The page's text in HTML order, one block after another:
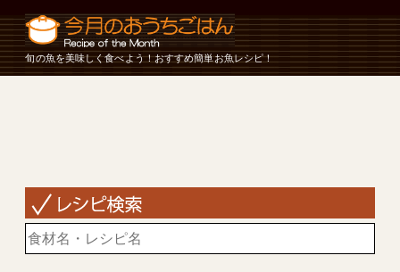
旬の魚を美味しく食べよう！おすすめ簡単お魚レシピ！